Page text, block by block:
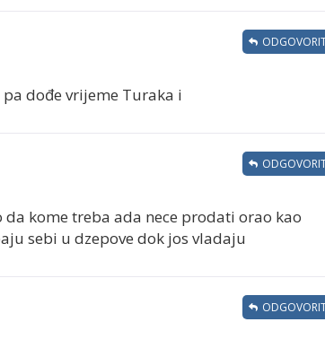
dođe vrijeme Turaka i
kome treba ada nece prodati orao kao
sebi u dzepove dok jos vladaju